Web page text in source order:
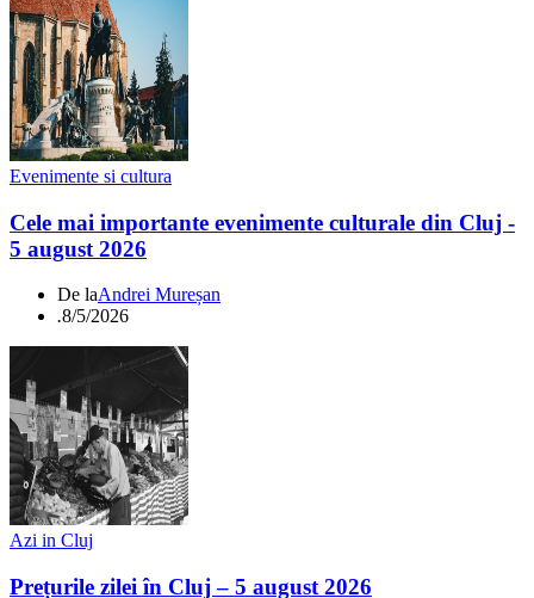
Evenimente si cultura
Cele mai importante evenimente culturale din Cluj -
5 august 2026
De laAndrei Mureșan
.8/5/2026
Azi in Cluj
Prețurile zilei în Cluj – 5 august 2026